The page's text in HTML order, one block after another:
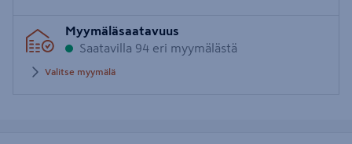
postinumero
Myymäläsaatavuus
Saatavilla 94 eri myymälästä
Valitse myymälä